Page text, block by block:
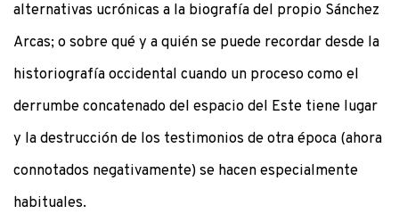
alternativas ucrónicas a la biografía del propio Sánchez
Arcas; o sobre qué y a quién se puede recordar desde la
historiografía occidental cuando un proceso como el
derrumbe concatenado del espacio del Este tiene lugar
y la destrucción de los testimonios de otra época (ahora
connotados negativamente) se hacen especialmente
habituales.